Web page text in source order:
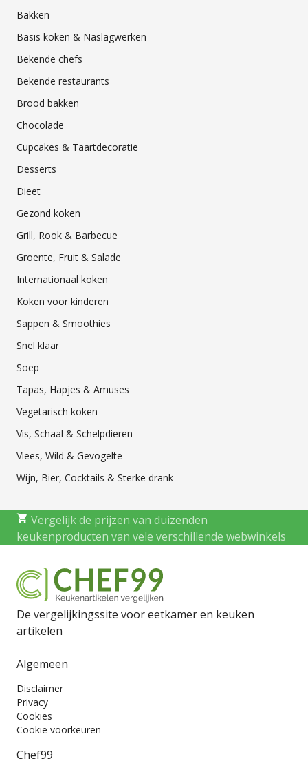
Bakken
Basis koken & Naslagwerken
Bekende chefs
Bekende restaurants
Brood bakken
Chocolade
Cupcakes & Taartdecoratie
Desserts
Dieet
Gezond koken
Grill, Rook & Barbecue
Groente, Fruit & Salade
Internationaal koken
Koken voor kinderen
Sappen & Smoothies
Snel klaar
Soep
Tapas, Hapjes & Amuses
Vegetarisch koken
Vis, Schaal & Schelpdieren
Vlees, Wild & Gevogelte
Wijn, Bier, Cocktails & Sterke drank
Vergelijk de prijzen van duizenden
keukenproducten van vele verschillende webwinkels
De vergelijkingssite voor eetkamer en keuken
artikelen
Algemeen
Disclaimer
Privacy
Cookies
Cookie voorkeuren
Chef99